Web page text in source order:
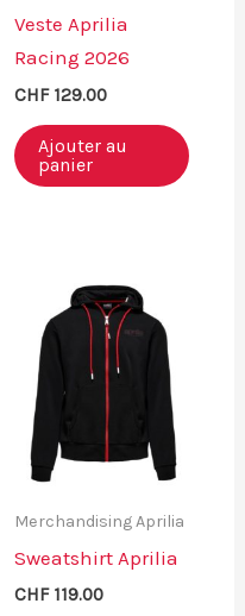
Veste Aprilia
Racing 2026
CHF129.00
Ajouter au
panier
Merchandising Aprilia
Sweatshirt Aprilia
CHF119.00